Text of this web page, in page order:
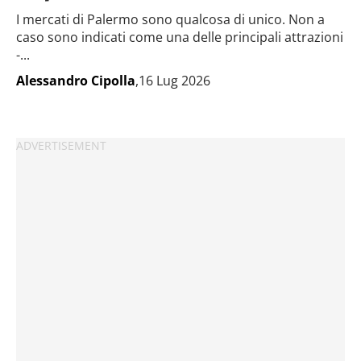
I mercati di Palermo sono qualcosa di unico. Non a
caso sono indicati come una delle principali attrazioni
-...
Alessandro Cipolla,16 Lug 2026